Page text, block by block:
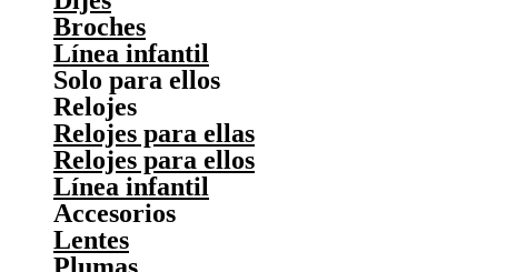
Broches
Línea infantil
Solo para ellos
Relojes
Relojes para ellas
Relojes para ellos
Línea infantil
Accesorios
Lentes